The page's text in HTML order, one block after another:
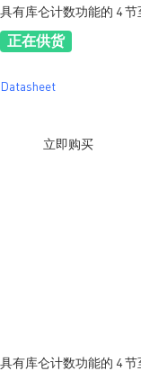
具有库仑计数功能的 4
正在供货
Datasheet
立即购买
具有库仑计数功能的 4